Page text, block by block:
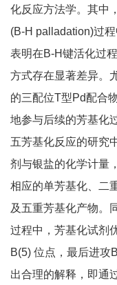
化反应方法学。其中
(B-H palladation)过
表明在B-H键活化过
方式存在显著差异。
的三配位T型Pd配合
地参与后续的芳基化
五芳基化反应的研究
剂与银盐的化学计量
相应的单芳基化、二
及五重芳基化产物。
过程中，芳基化试剂
B(5) 位点，最后进攻
出合理的解释，即通